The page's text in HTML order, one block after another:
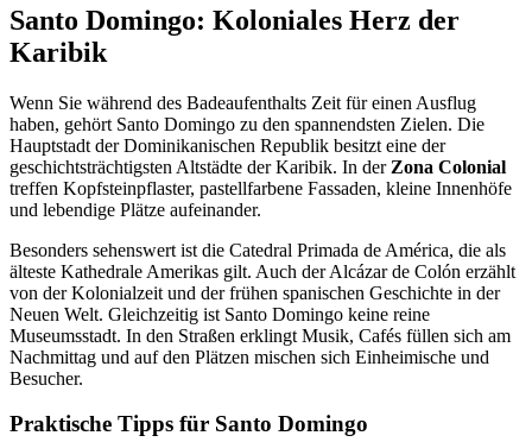
Santo Domingo: Koloniales Herz der
Karibik
Wenn Sie während des Badeaufenthalts Zeit für einen Ausflug
haben, gehört Santo Domingo zu den spannendsten Zielen. Die
Hauptstadt der Dominikanischen Republik besitzt eine der
geschichtsträchtigsten Altstädte der Karibik. In der Zona Colonial
treffen Kopfsteinpflaster, pastellfarbene Fassaden, kleine Innenhöfe
und lebendige Plätze aufeinander.
Besonders sehenswert ist die Catedral Primada de América, die als
älteste Kathedrale Amerikas gilt. Auch der Alcázar de Colón erzählt
von der Kolonialzeit und der frühen spanischen Geschichte in der
Neuen Welt. Gleichzeitig ist Santo Domingo keine reine
Museumsstadt. In den Straßen erklingt Musik, Cafés füllen sich am
Nachmittag und auf den Plätzen mischen sich Einheimische und
Besucher.
Praktische Tipps für Santo Domingo